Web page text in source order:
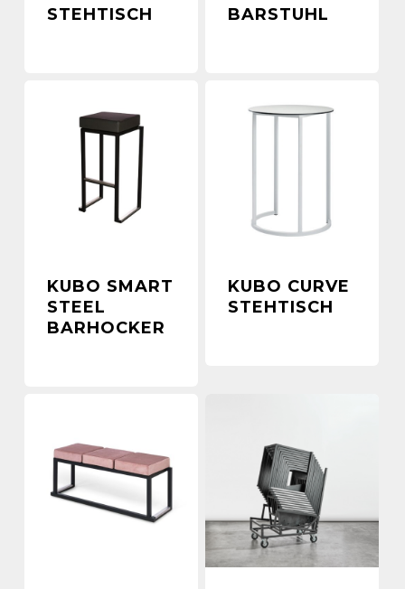
STEHTISCH
BARSTUHL
KUBO SMART
STEEL
BARHOCKER
KUBO CURVE
STEHTISCH